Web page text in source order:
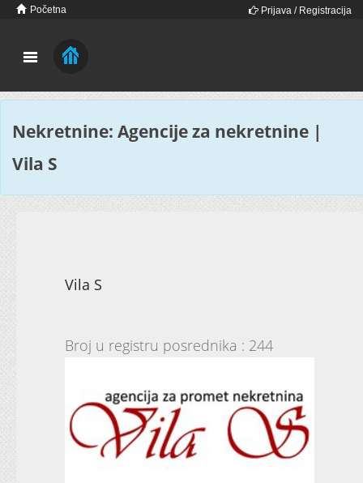
Početna Prijava / Registracija
Nekretnine: Agencije za nekretnine |
Vila S
Vila S
Broj u registru posrednika : 244